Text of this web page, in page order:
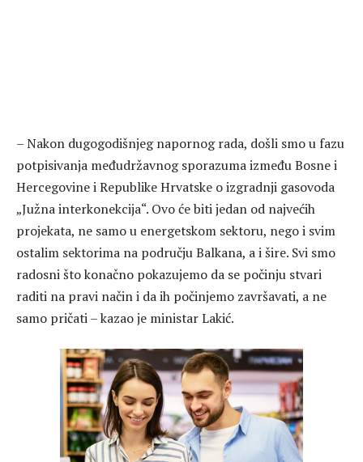
– Nakon dugogodišnjeg napornog rada, došli smo u fazu
potpisivanja međudržavnog sporazuma između Bosne i
Hercegovine i Republike Hrvatske o izgradnji gasovoda
„Južna interkonekcija“. Ovo će biti jedan od najvećih
projekata, ne samo u energetskom sektoru, nego i svim
ostalim sektorima na području Balkana, a i šire. Svi smo
radosni što konačno pokazujemo da se počinju stvari
raditi na pravi način i da ih počinjemo završavati, a ne
samo pričati – kazao je ministar Lakić.